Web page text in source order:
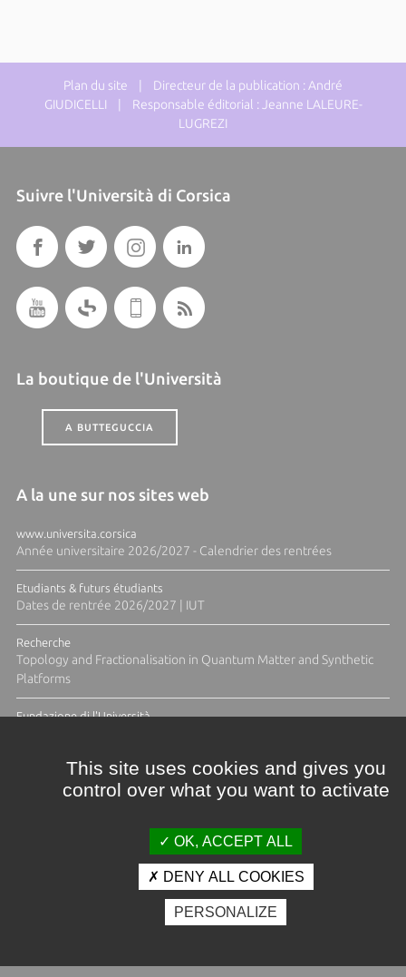
Plan du site | Directeur de la publication : André
GIUDICELLI | Responsable éditorial : Jeanne LALEURE-
LUGREZI
Suivre l'Università di Corsica
La boutique de l'Università
A BUTTEGUCCIA
A la une sur nos sites web
www.universita.corsica
Année universitaire 2026/2027 - Calendrier des rentrées
Etudiants & futurs étudiants
Dates de rentrée 2026/2027 | IUT
Recherche
Topology and Fractionalisation in Quantum Matter and Synthetic
Platforms
Fundazione di l'Università
Crédits et mentions légales
Espace presse
Photothèque
This site uses cookies and gives you
control over what you want to activate
OK, ACCEPT ALL
DENY ALL COOKIES
PERSONALIZE